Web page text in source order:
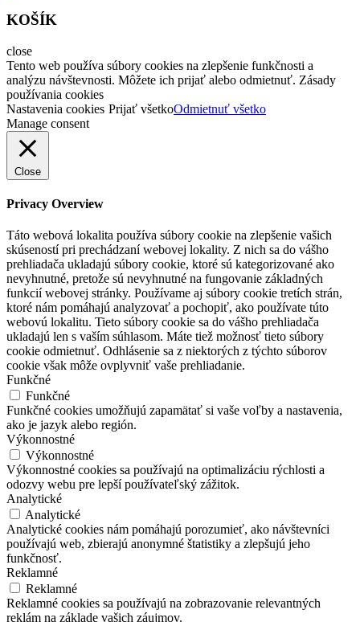
KOŠÍK
close
Tento web používa súbory cookies na zlepšenie funkčnosti a
analýzu návštevnosti. Môžete ich prijať alebo odmietnuť. Zásady
používania cookies
Nastavenia cookies Prijať všetkoOdmietnuť všetko
Manage consent
Close
Privacy Overview
Táto webová lokalita používa súbory cookie na zlepšenie vašich
skúseností pri prechádzaní webovej lokality. Z nich sa do vášho
prehliadača ukladajú súbory cookie, ktoré sú kategorizované ako
nevyhnutné, pretože sú nevyhnutné na fungovanie základných
funkcií webovej stránky. Používame aj súbory cookie tretích strán,
ktoré nám pomáhajú analyzovať a pochopiť, ako používate túto
webovú lokalitu. Tieto súbory cookie sa do vášho prehliadača
ukladajú len s vaším súhlasom. Máte tiež možnosť tieto súbory
cookie odmietnuť. Odhlásenie sa z niektorých z týchto súborov
cookie však môže ovplyvniť vaše prehliadanie.
Funkčné
Funkčné
Funkčné cookies umožňujú zapamätať si vaše voľby a nastavenia,
ako je jazyk alebo región.
Výkonnostné
Výkonnostné
Výkonnostné cookies sa používajú na optimalizáciu rýchlosti a
odozvy webu pre lepší používateľský zážitok.
Analytické
Analytické
Analytické cookies nám pomáhajú porozumieť, ako návštevníci
používajú web, zbierajú anonymné štatistiky a zlepšujú jeho
funkčnosť.
Reklamné
Reklamné
Reklamné cookies sa používajú na zobrazovanie relevantných
reklám na základe vašich záujmov.